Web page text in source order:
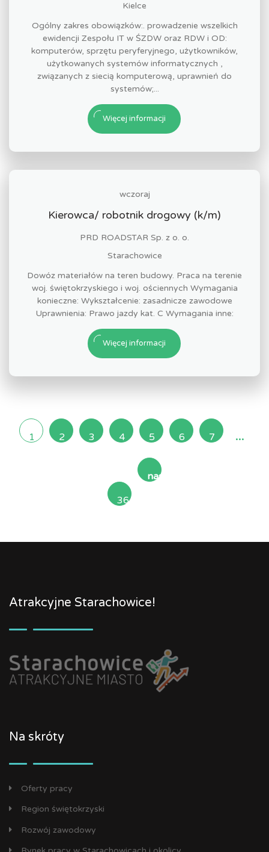
Kielce
Ogólny zakres obowiązków:. prowadzenie wszelkich
ewidencji Zespołu IT w ŚZDW oraz RDW i OD:
komputerów, sprzętu peryferyjnego, użytkowników,
użytkowanych systemów informatycznych ,
związanych z siecią komputerową, uprawnień do
systemów;...
Więcej informacji
wczoraj
Kierowca/ robotnik drogowy (k/m)
PRD ROADSTAR Sp. z o. o.
Starachowice
Dowóz materiałów na teren budowy. Praca na terenie
woj. świętokrzyskiego i woj. ościennych Wymagania
konieczne: Wykształcenie: zasadnicze zawodowe
Uprawnienia: Prawo jazdy kat. C Wymagania inne:
Więcej informacji
1 2 3 4 5 6 7 ...
36
następna
Atrakcyjne Starachowice!
Na skróty
Oferty pracy
Region świętokrzyski
Rozwój zawodowy